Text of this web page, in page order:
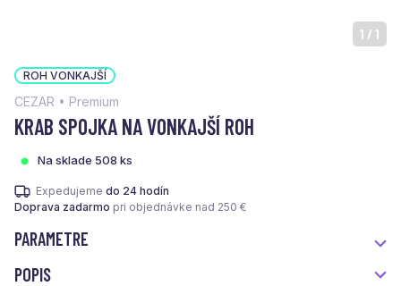
1 / 1
ROH VONKAJŠÍ
CEZAR • Premium
KRAB SPOJKA NA VONKAJŠÍ ROH
Na sklade 508 ks
Expedujeme do 24 hodín
Doprava zadarmo pri objednávke nad 250 €
PARAMETRE
POPIS